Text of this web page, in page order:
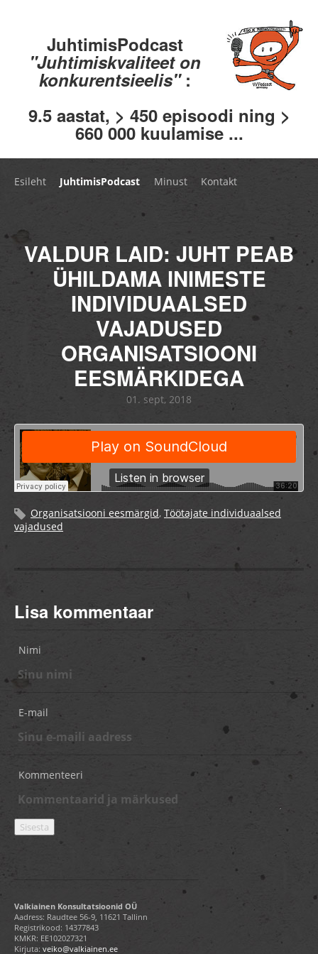
JuhtimisPodcast
"Juhtimiskvaliteet on
konkurentsieelis" :
9.5 aastat, > 450 episoodi ning >
660 000 kuulamise ...
Esileht JuhtimisPodcast Minust Kontakt
VALDUR LAID: JUHT PEAB
ÜHILDAMA INIMESTE
INDIVIDUAALSED
VAJADUSED
ORGANISATSIOONI
EESMÄRKIDEGA
01. sept, 2018
Organisatsiooni eesmärgid, Töötajate individuaalsed
vajadused
Lisa kommentaar
Nimi
E-mail
Kommenteeri
Valkiainen Konsultatsioonid OÜ
Aadress: Raudtee 56-9, 11621 Tallinn
Registrikood: 14377843
KMKR: EE102027321
Kirjuta: veiko@valkiainen.ee